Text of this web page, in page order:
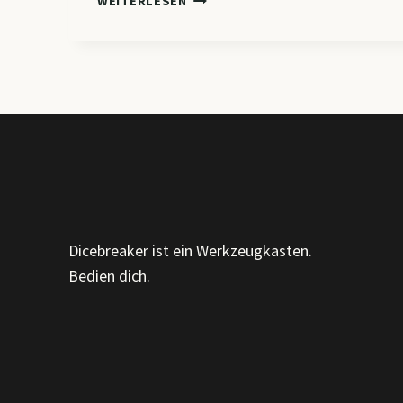
Dicebreaker ist ein Werkzeugkasten.
Bedien dich.